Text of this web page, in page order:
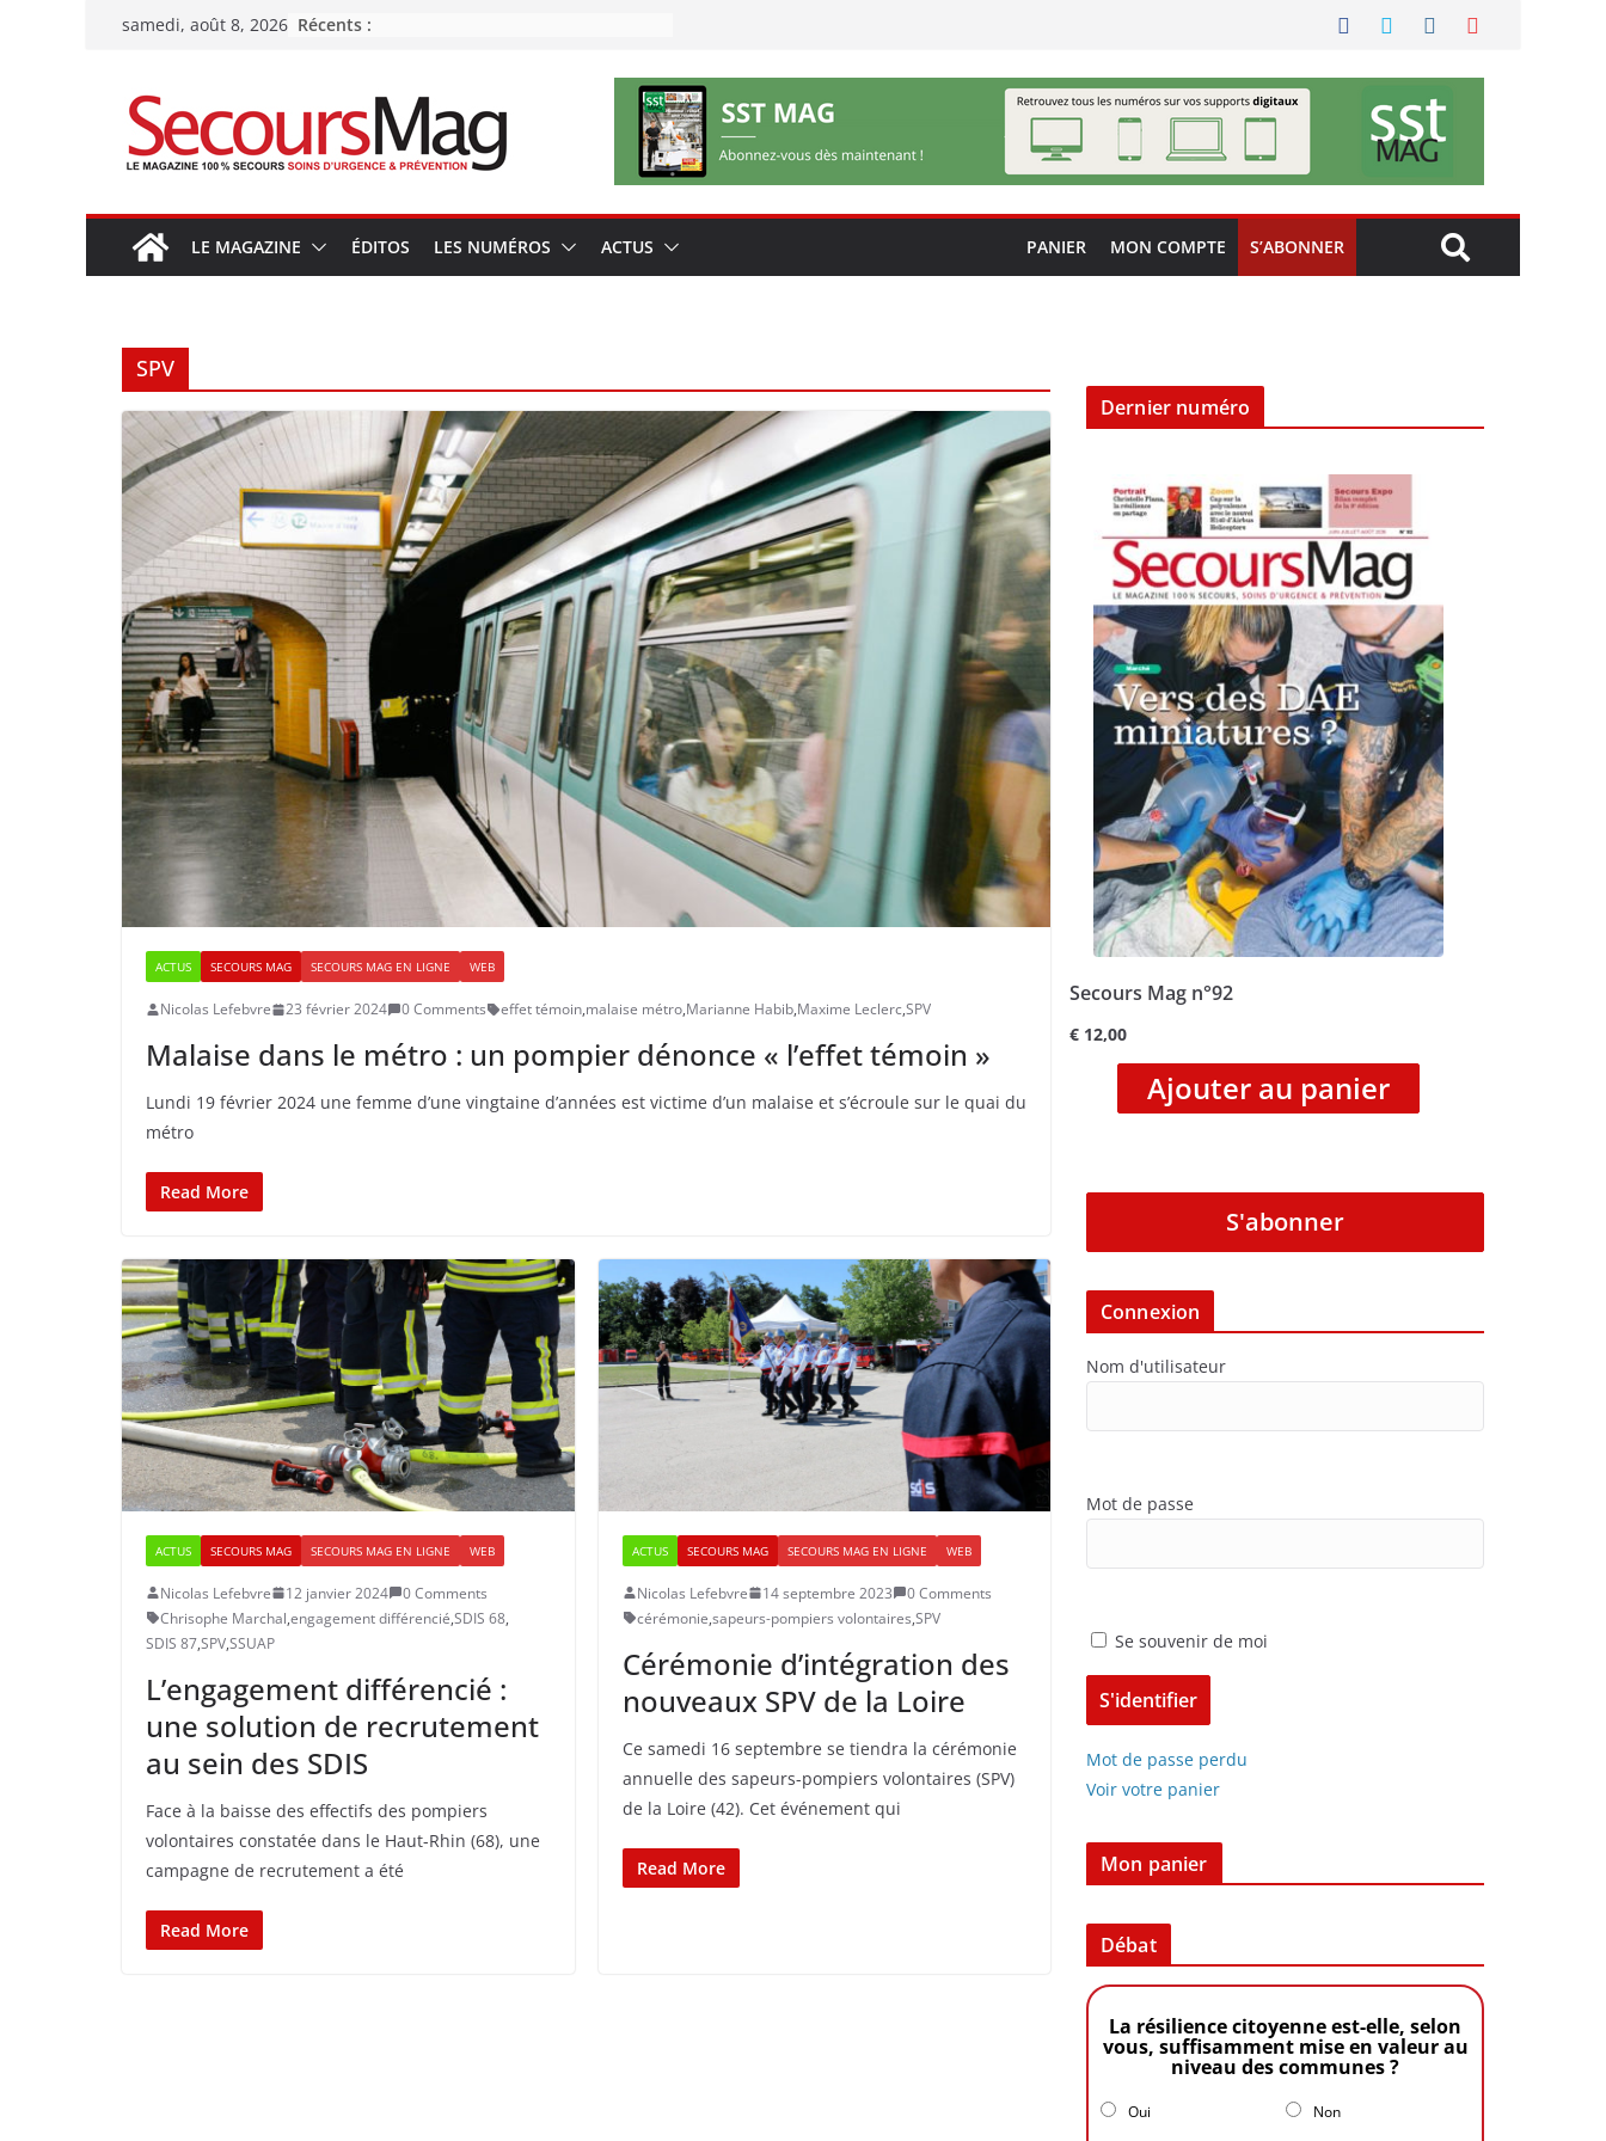
Passersamedi, août 8, 2026 Récents :
LE MAGAZINE ÉDITOS LES NUMÉROS ACTUS PANIER MON COMPTE S’ABONNER
SPV
ACTUS SECOURS MAG SECOURS MAG EN LIGNE WEB
Nicolas Lefebvre 23 février 2024 0 Comments effet témoin,malaise métro,Marianne Habib,Maxime Leclerc,SPV
Malaise dans le métro : un pompier dénonce « l’effet témoin »
Lundi 19 février 2024 une femme d’une vingtaine d’années est victime d’un malaise et s’écroule sur le quai du
métro
Read More
ACTUS SECOURS MAG SECOURS MAG EN LIGNE WEB
Nicolas Lefebvre 12 janvier 2024
0 Comments
Chrisophe Marchal,engagement différencié,SDIS 68,
SDIS 87,SPV,SSUAP
L’engagement différencié :
une solution de recrutement
au sein des SDIS
Face à la baisse des effectifs des pompiers
volontaires constatée dans le Haut-Rhin (68), une
campagne de recrutement a été
Read More
ACTUS SECOURS MAG SECOURS MAG EN LIGNE WEB
Nicolas Lefebvre 14 septembre 2023
0 Comments
cérémonie,sapeurs-pompiers volontaires,SPV
Cérémonie d’intégration des
nouveaux SPV de la Loire
Ce samedi 16 septembre se tiendra la cérémonie
annuelle des sapeurs-pompiers volontaires (SPV)
de la Loire (42). Cet événement qui
Read More
Dernier numéro
Secours Mag n°92
€ 12,00
Ajouter au panier
S'abonner
Connexion
Nom d'utilisateur
Mot de passe
Se souvenir de moi
Mot de passe perdu
Voir votre panier
Mon panier
Débat
La résilience citoyenne est-elle, selon
vous, suffisamment mise en valeur au
niveau des communes ?
Oui Non